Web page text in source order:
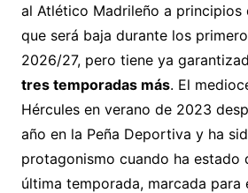
al Atlético Madrileño a principios
que será baja durante los
2026/27, pero tiene ya
tres temporadas más. El
Hércules en verano de 2023
año en la Peña Deportiva y ha
protagonismo cuando ha estado
última temporada, marcada para